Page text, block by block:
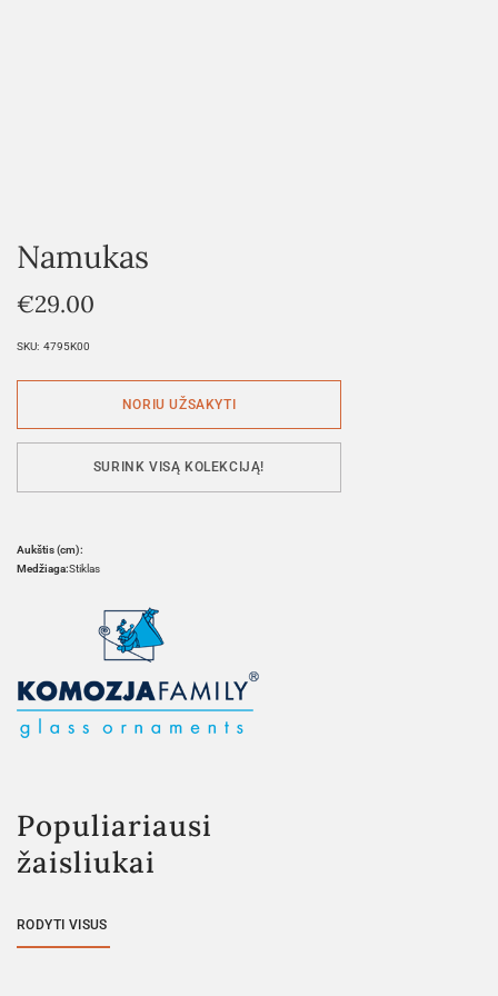
Namukas
€29.00
SKU: 4795K00
SURINK VISĄ KOLEKCIJĄ!
Aukštis (cm):
Medžiaga:Stiklas
Populiariausi
žaisliukai
RODYTI VISUS